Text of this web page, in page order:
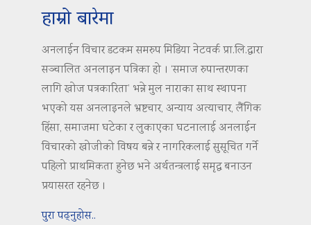
हाम्रो बारेमा
अनलाईन विचार डटकम समरुप मिडिया नेटवर्क प्रा.लि.द्वारा
सञ्चालित अनलाइन पत्रिका हो । ‘समाज रुपान्तरणका
लागि खोज पत्रकारिता’ भन्ने मुल नाराका साथ स्थापना
भएको यस अनलाइनले भ्रष्टचार, अन्याय अत्याचार, लैंगिक
हिंसा, समाजमा घटेका र लुकाएका घटनालाई अनलाईन
विचारको खोजीको विषय बन्ने र नागरिकलाई सुसूचित गर्ने
पहिलो प्राथमिकता हुनेछ भने अर्थतन्त्रलाई समृद्ध बनाउन
प्रयासरत रहनेछ ।
पुरा पढ्नुहोस..